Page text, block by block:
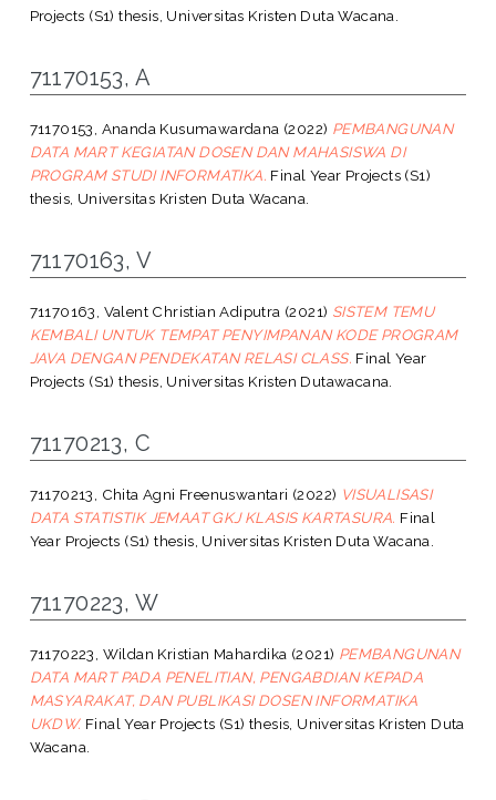
Projects (S1) thesis, Universitas Kristen Duta Wacana.
71170153, A
71170153, Ananda Kusumawardana (2022) PEMBANGUNAN
DATA MART KEGIATAN DOSEN DAN MAHASISWA DI
PROGRAM STUDI INFORMATIKA. Final Year Projects (S1)
thesis, Universitas Kristen Duta Wacana.
71170163, V
71170163, Valent Christian Adiputra (2021) SISTEM TEMU
KEMBALI UNTUK TEMPAT PENYIMPANAN KODE PROGRAM
JAVA DENGAN PENDEKATAN RELASI CLASS. Final Year
Projects (S1) thesis, Universitas Kristen Dutawacana.
71170213, C
71170213, Chita Agni Freenuswantari (2022) VISUALISASI
DATA STATISTIK JEMAAT GKJ KLASIS KARTASURA. Final
Year Projects (S1) thesis, Universitas Kristen Duta Wacana.
71170223, W
71170223, Wildan Kristian Mahardika (2021) PEMBANGUNAN
DATA MART PADA PENELITIAN, PENGABDIAN KEPADA
MASYARAKAT, DAN PUBLIKASI DOSEN INFORMATIKA
UKDW. Final Year Projects (S1) thesis, Universitas Kristen Duta
Wacana.